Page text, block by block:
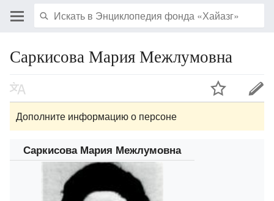
Саркисова Мария Межлумовна
Дополните информацию о персоне
Саркисова Мария Межлумовна